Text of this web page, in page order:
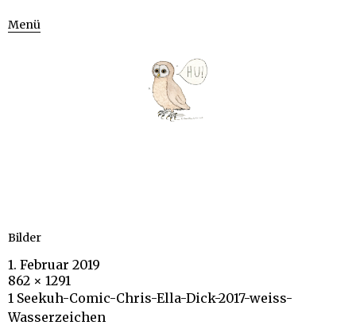
Menü
Bilder
1. Februar 2019
862 × 1291
1 Seekuh-Comic-Chris-Ella-Dick-2017-weiss-
Wasserzeichen